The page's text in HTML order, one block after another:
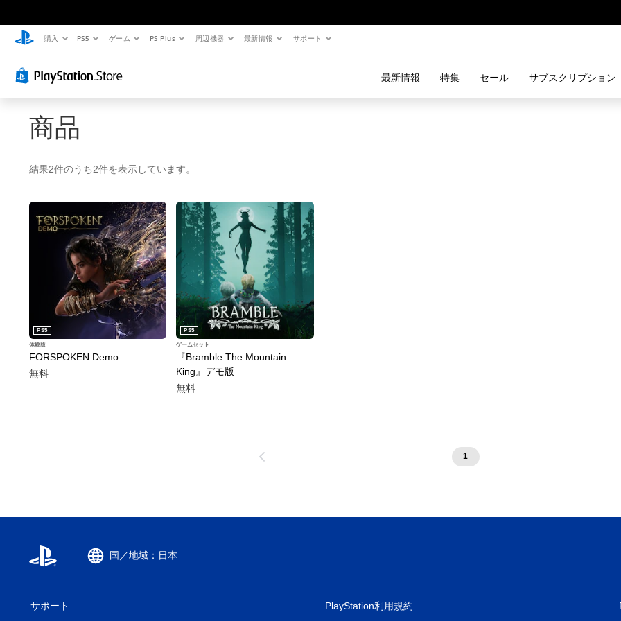
購入 PS5 ゲーム PS Plus 周辺機器 最新情報 サポート
最新情報 特集 セール サブスクリプション
商品
結果2件のうち2件を表示しています。
FORSPOKEN Demo
PS5
体験版
無料
『Bramble The Mountain
King』デモ版
PS5
ゲームセット
無料
1
国／地域：日本
サポート PlayStation利用規約